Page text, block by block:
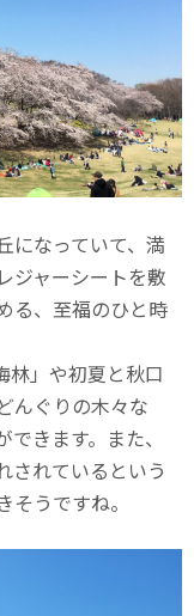
になっていて、満
ジャーシートを敷
る、至福のひと時
林」や初夏と秋口
んぐりの木々な
きます。また、
されているという
うですね。